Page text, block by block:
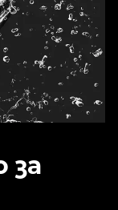
за